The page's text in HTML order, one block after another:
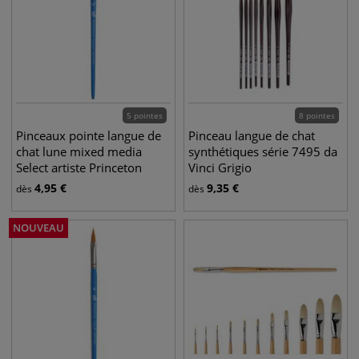
5 pointes
Pinceaux pointe langue de
chat lune mixed media
Select artiste Princeton
dès 4,95 €
8 pointes
Pinceau langue de chat
synthétiques série 7495 da
Vinci Grigio
dès 9,35 €
NOUVEAU